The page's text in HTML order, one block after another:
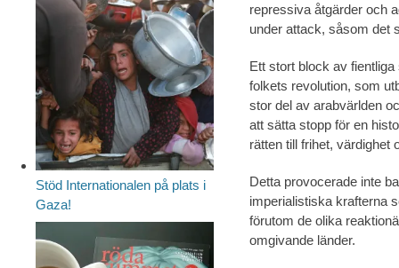
repressiva åtgärder och
under attack, såsom det
Ett stort block av
folkets revolution, som
stor del av arabvärlden
att sätta stopp för en
rätten till frihet, värdighet
Detta provocerade inte
imperialistiska krafterna
förutom de olika
omgivande länder.
Stöd Internationalen på plats i
Gaza!